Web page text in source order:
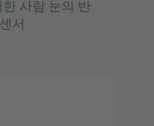
사람 눈의 반
서